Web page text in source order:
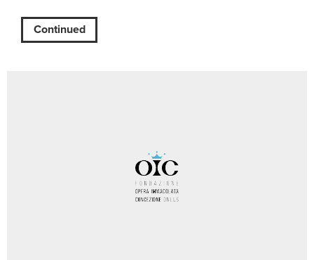
Continued